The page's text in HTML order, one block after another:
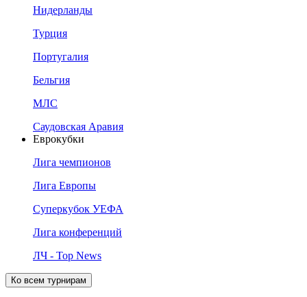
Нидерланды
Турция
Португалия
Бельгия
МЛС
Саудовская Аравия
Еврокубки
Лига чемпионов
Лига Европы
Суперкубок УЕФА
Лига конференций
ЛЧ - Top News
Ко всем турнирам